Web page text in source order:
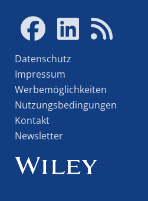
Datenschutz
Impressum
Werbemöglichkeiten
Nutzungsbedingungen
Kontakt
Newsletter